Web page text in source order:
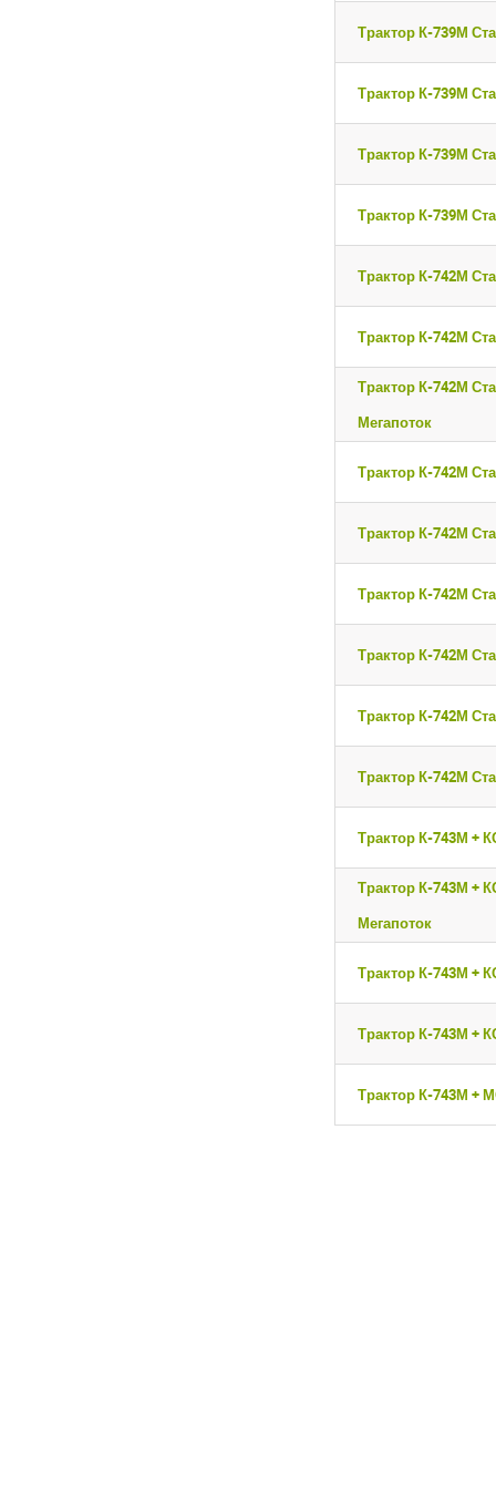
Трактор К-739М
Трактор К-739М
Трактор К-739М
Трактор К-739М
Трактор К-742М
Трактор К-742М
Трактор К-742М
Мегапоток
Трактор К-742М
Трактор К-742М
Трактор К-742М
Трактор К-742М
Трактор К-742М
Трактор К-742М
Трактор К-743М +
Трактор К-743М +
Мегапоток
Трактор К-743М +
Трактор К-743М +
Трактор К-743М +